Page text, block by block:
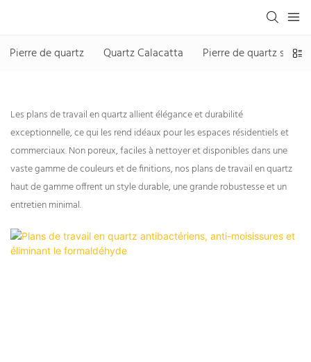
Pierre de quartz Quartz Calacatta Pierre de quartz sans
Les plans de travail en quartz allient élégance et durabilité
exceptionnelle, ce qui les rend idéaux pour les espaces résidentiels et
commerciaux. Non poreux, faciles à nettoyer et disponibles dans une
vaste gamme de couleurs et de finitions, nos plans de travail en quartz
haut de gamme offrent un style durable, une grande robustesse et un
entretien minimal.